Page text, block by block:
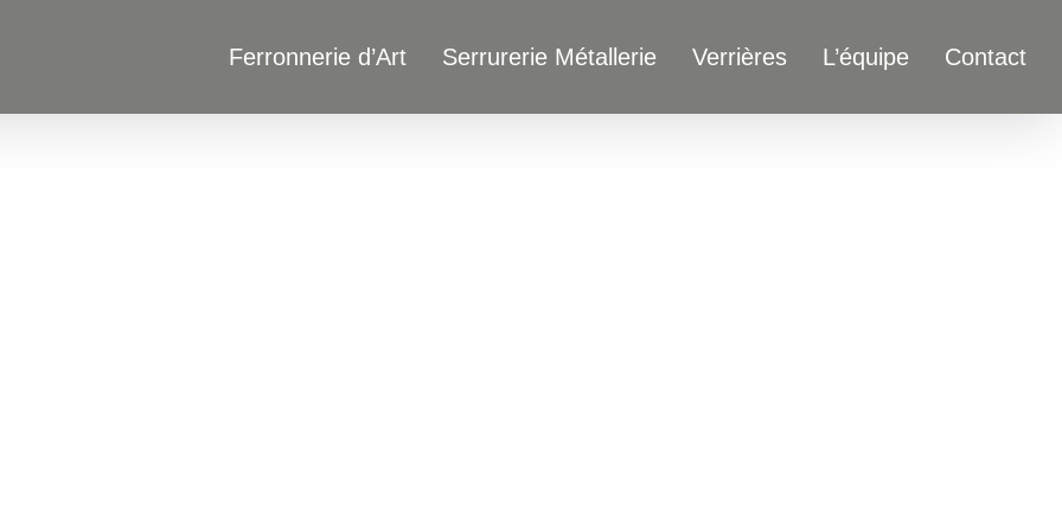
Ferronnerie d’Art Serrurerie Métallerie Verrières L’équipe Contact